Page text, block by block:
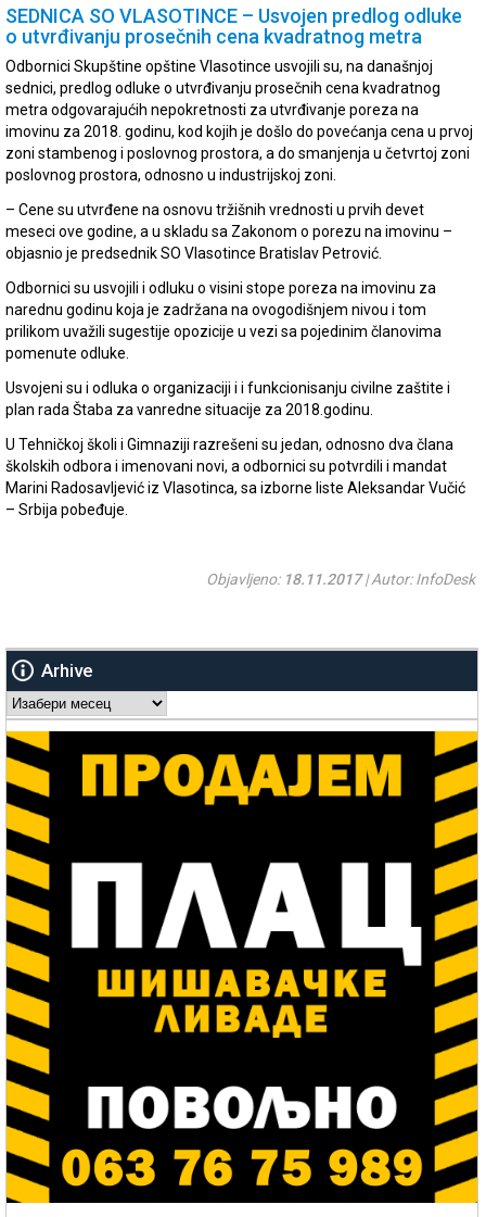
SEDNICA SO VLASOTINCE – Usvojen predlog odluke
o utvrđivanju prosečnih cena kvadratnog metra
Odbornici Skupštine opštine Vlasotince usvojili su, na današnjoj
sednici, predlog odluke o utvrđivanju prosečnih cena kvadratnog
metra odgovarajućih nepokretnosti za utvrđivanje poreza na
imovinu za 2018. godinu, kod kojih je došlo do povećanja cena u prvoj
zoni stambenog i poslovnog prostora, a do smanjenja u četvrtoj zoni
poslovnog prostora, odnosno u industrijskoj zoni.
– Cene su utvrđene na osnovu tržišnih vrednosti u prvih devet
meseci ove godine, a u skladu sa Zakonom o porezu na imovinu –
objasnio je predsednik SO Vlasotince Bratislav Petrović.
Odbornici su usvojili i odluku o visini stope poreza na imovinu za
narednu godinu koja je zadržana na ovogodišnjem nivou i tom
prilikom uvažili sugestije opozicije u vezi sa pojedinim članovima
pomenute odluke.
Usvojeni su i odluka o organizaciji i i funkcionisanju civilne zaštite i
plan rada Štaba za vanredne situacije za 2018.godinu.
U Tehničkoj školi i Gimnaziji razrešeni su jedan, odnosno dva člana
školskih odbora i imenovani novi, a odbornici su potvrdili i mandat
Marini Radosavljević iz Vlasotinca, sa izborne liste Aleksandar Vučić
– Srbija pobeđuje.
Objavljeno: 18.11.2017| Autor: InfoDesk
Arhive
Arhive